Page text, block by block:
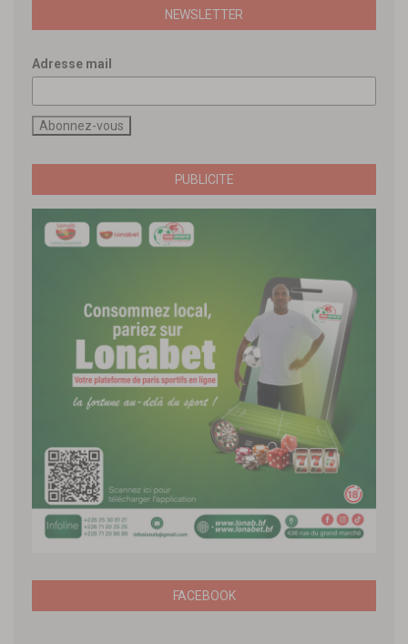
NEWSLETTER
Adresse mail
PUBLICITE
FACEBOOK